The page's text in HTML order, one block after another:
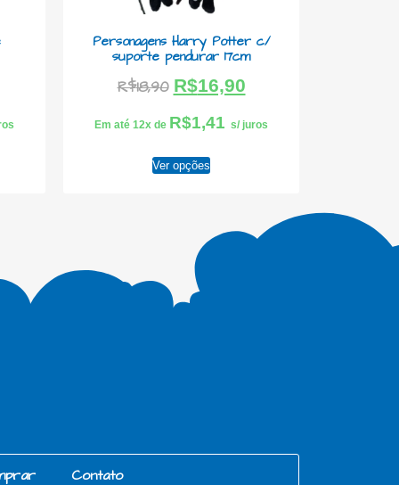
Personagens Harry Potter c/
suporte pendurar 17cm
R$18,90 R$16,90
Em até 12x de R$1,41 s/ juros
Ver opções
Contato